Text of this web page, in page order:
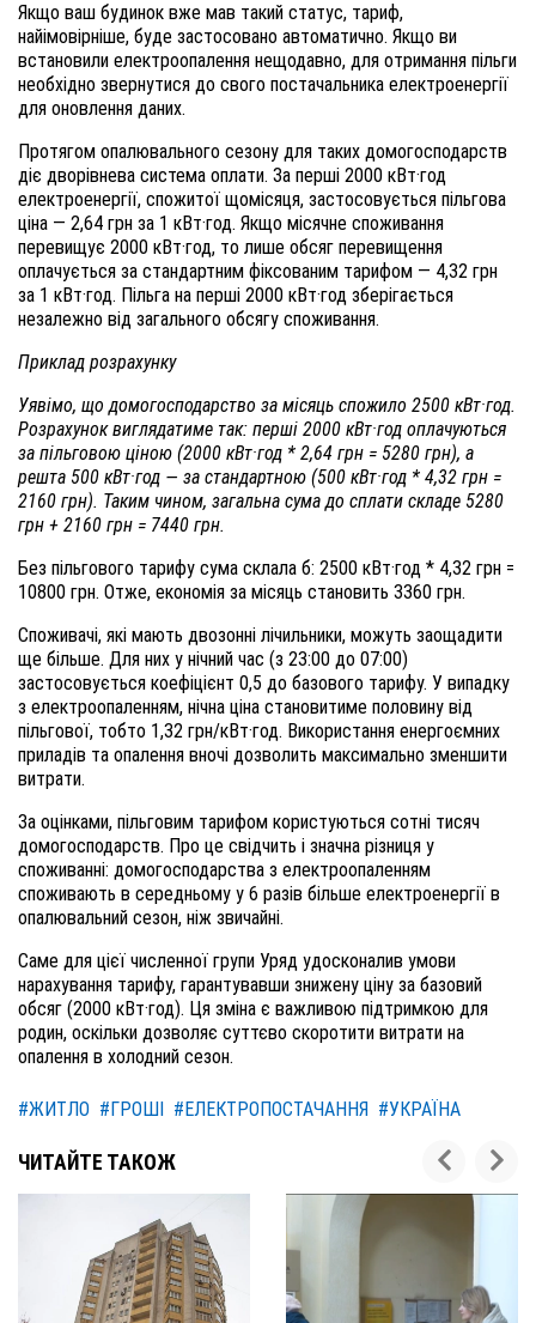
Якщо ваш будинок вже мав такий статус, тариф,
найімовірніше, буде застосовано автоматично. Якщо ви
встановили електроопалення нещодавно, для отримання пільги
необхідно звернутися до свого постачальника електроенергії
для оновлення даних.
Протягом опалювального сезону для таких домогосподарств
діє дворівнева система оплати. За перші 2000 кВт·год
електроенергії, спожитої щомісяця, застосовується пільгова
ціна — 2,64 грн за 1 кВт·год. Якщо місячне споживання
перевищує 2000 кВт·год, то лише обсяг перевищення
оплачується за стандартним фіксованим тарифом — 4,32 грн
за 1 кВт·год. Пільга на перші 2000 кВт·год зберігається
незалежно від загального обсягу споживання.
Приклад розрахунку
Уявімо, що домогосподарство за місяць спожило 2500 кВт·год.
Розрахунок виглядатиме так: перші 2000 кВт·год оплачуються
за пільговою ціною (2000 кВт·год * 2,64 грн = 5280 грн), а
решта 500 кВт·год — за стандартною (500 кВт·год * 4,32 грн =
2160 грн). Таким чином, загальна сума до сплати складе 5280
грн + 2160 грн = 7440 грн.
Без пільгового тарифу сума склала б: 2500 кВт·год * 4,32 грн =
10800 грн. Отже, економія за місяць становить 3360 грн.
Споживачі, які мають двозонні лічильники, можуть заощадити
ще більше. Для них у нічний час (з 23:00 до 07:00)
застосовується коефіцієнт 0,5 до базового тарифу. У випадку
з електроопаленням, нічна ціна становитиме половину від
пільгової, тобто 1,32 грн/кВт·год. Використання енергоємних
приладів та опалення вночі дозволить максимально зменшити
витрати.
За оцінками, пільговим тарифом користуються сотні тисяч
домогосподарств. Про це свідчить і значна різниця у
споживанні: домогосподарства з електроопаленням
споживають в середньому у 6 разів більше електроенергії в
опалювальний сезон, ніж звичайні.
Саме для цієї численної групи Уряд удосконалив умови
нарахування тарифу, гарантувавши знижену ціну за базовий
обсяг (2000 кВт·год). Ця зміна є важливою підтримкою для
родин, оскільки дозволяє суттєво скоротити витрати на
опалення в холодний сезон.
#ЖИТЛО #ГРОШІ #ЕЛЕКТРОПОСТАЧАННЯ #УКРАЇНА
ЧИТАЙТЕ ТАКОЖ